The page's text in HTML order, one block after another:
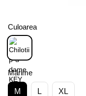
Culoarea
Mărime
M L XL